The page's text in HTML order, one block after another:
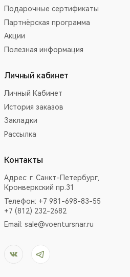
Подарочные сертификаты
Партнёрская программа
Акции
Полезная информация
Личный кабинет
Личный Кабинет
История заказов
Закладки
Рассылка
Контакты
Адрес: г. Санкт-Петербург,
Кронверкский пр.31
Телефон: +7 981-698-83-55
+7 (812) 232-2682
Email: sale@voentursnar.ru